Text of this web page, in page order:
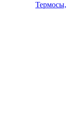
Термосы,